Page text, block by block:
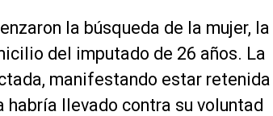
la búsqueda de la mujer, la
del imputado de 26 años. La
manifestando estar retenida
llevado contra su voluntad